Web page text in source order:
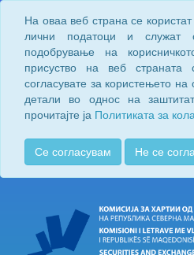
На оваа веб страна се
лични податоци и служат
подобрување на
присуство на веб
согласувате за користењето
детали во однос на
прочитајте ја Политиката за
Се согласувам Не се